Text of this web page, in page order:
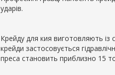
ударів.
Крейду для кия виготовляють із
крейди застосовується
преса становить приблизно 15